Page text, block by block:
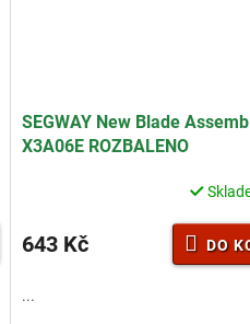
SEGWAY New Blade
X3A06E ROZBALENO
643 Kč DO
...